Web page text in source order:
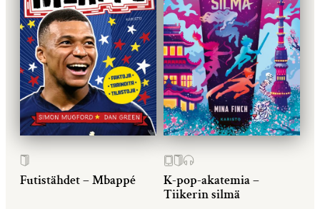
Futistähdet – Mbappé
K-pop-akatemia –
Tiikerin silmä